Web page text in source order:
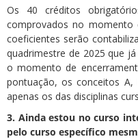
Os 40 créditos
comprovados no momento
coeficientes serão
quadrimestre de 2025 que
o momento de
pontuação, os conceitos
apenas os das disciplinas
3. Ainda estou no curso
pelo curso específico